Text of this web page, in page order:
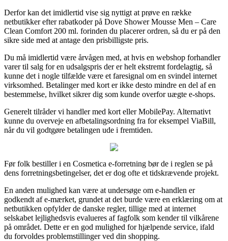
Derfor kan det imidlertid vise sig nyttigt at prøve en række
netbutikker efter rabatkoder på Dove Shower Mousse Men – Care
Clean Comfort 200 ml. forinden du placerer ordren, så du er på den
sikre side med at antage den prisbilligste pris.
Du må imidlertid være årvågen med, at hvis en webshop forhandler
varer til salg for en udsalgspris der er helt ekstremt fordelagtig, så
kunne det i nogle tilfælde være et faresignal om en svindel internet
virksomhed. Betalinger med kort er ikke desto mindre en del af en
bestemmelse, hvilket sikrer dig som kunde overfor uægte e-shops.
Generelt tilråder vi handler med kort eller MobilePay. Alternativt
kunne du overveje en afbetalingsordning fra for eksempel ViaBill,
når du vil godtgøre betalingen ude i fremtiden.
Før folk bestiller i en Cosmetica e-forretning bør de i reglen se på
dens forretningsbetingelser, det er dog ofte et tidskrævende projekt.
En anden mulighed kan være at undersøge om e-handlen er
godkendt af e-mærket, grundet at det burde være en erklæring om at
netbutikken opfylder de danske regler, tillige med at internet
selskabet lejlighedsvis evalueres af fagfolk som kender til vilkårene
på området. Dette er en god mulighed for hjælpende service, ifald
du forvoldes problemstillinger ved din shopping.